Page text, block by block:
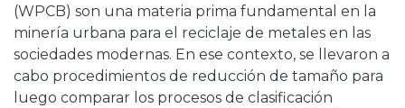
(WPCB) son una materia prima fundamental en la
minería urbana para el reciclaje de metales en las
sociedades modernas. En ese contexto, se llevaron a
cabo procedimientos de reducción de tamaño para
luego comparar los procesos de clasificación